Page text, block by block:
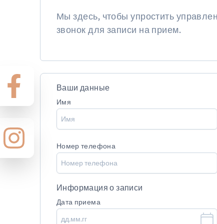
Мы здесь, чтобы упростить
звонок для записи на прием.
Ваши данные
Имя
Номер телефона
Информация о записи
Дата приема